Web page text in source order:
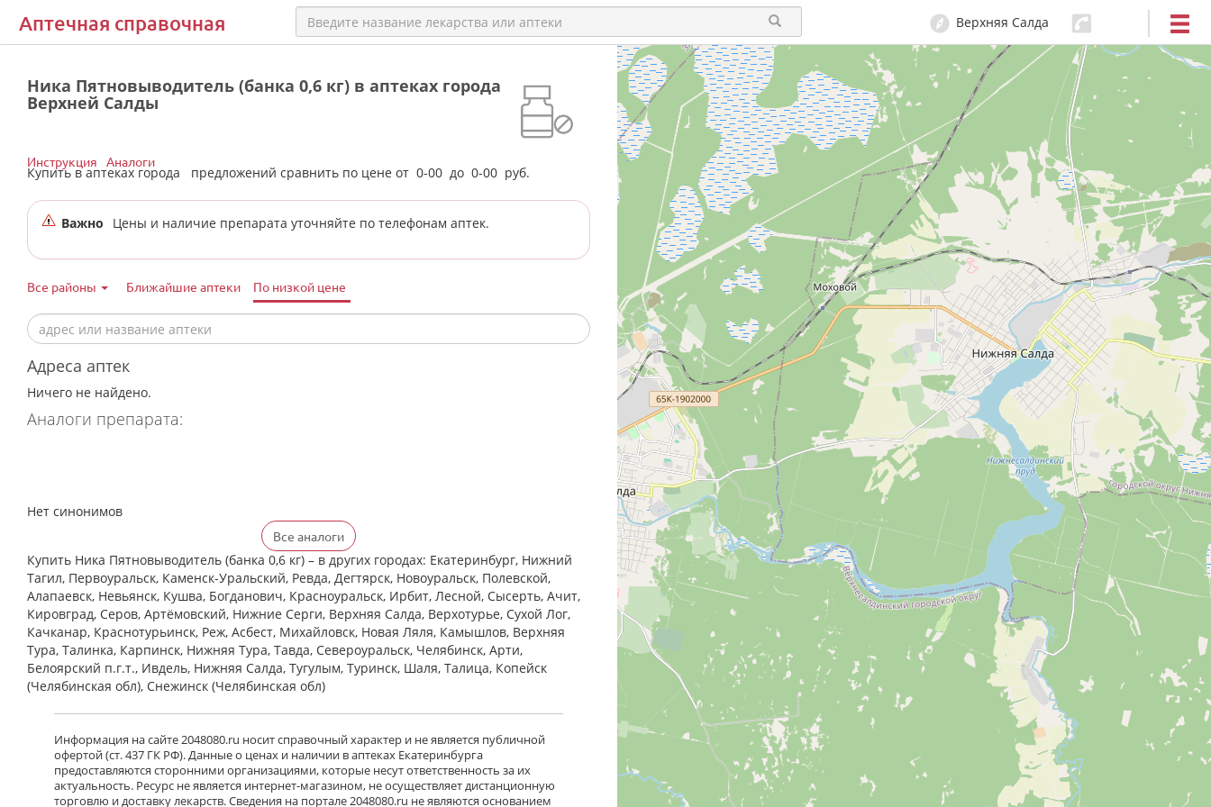
Аптечная справочная Верхняя Салда
Ника Пятновыводитель (банка 0,6 кг) в аптеках города
Верхней Салды
Купить в аптеках города предложений сравнить по цене от 0-00 до 0-00 руб.
Инструкция Аналоги
Важно Цены и наличие препарата уточняйте по телефонам аптек.
Все районы Ближайшие аптеки По низкой цене
Адреса аптек
Ничего не найдено.
Аналоги препарата:
Нет синонимов
Все аналоги
Купить Ника Пятновыводитель (банка 0,6 кг) – в других городах: Екатеринбург, Нижний
Тагил, Первоуральск, Каменск-Уральский, Ревда, Дегтярск, Новоуральск, Полевской,
Алапаевск, Невьянск, Кушва, Богданович, Красноуральск, Ирбит, Лесной, Сысерть, Ачит,
Кировград, Серов, Артёмовский, Нижние Cерги, Верхняя Салда, Верхотурье, Сухой Лог,
Качканар, Краснотурьинск, Реж, Асбест, Михайловск, Новая Ляля, Камышлов, Верхняя
Тура, Талинка, Карпинск, Нижняя Тура, Тавда, Североуральск, Челябинск, Арти,
Белоярский п.г.т., Ивдель, Нижняя Салда, Тугулым, Туринск, Шаля, Талица, Копейск
(Челябинская обл), Снежинск (Челябинская обл)
Информация на сайте 2048080.ru носит справочный характер и не является публичной
офертой (ст. 437 ГК РФ). Данные о ценах и наличии в аптеках Екатеринбурга
предоставляются сторонними организациями, которые несут ответственность за их
актуальность. Ресурс не является интернет-магазином, не осуществляет дистанционную
торговлю и доставку лекарств. Сведения на портале 2048080.ru не являются основанием